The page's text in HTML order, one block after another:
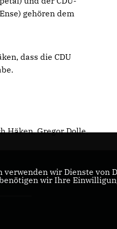
gehören dem
dass die CDU
Häken, Gregor Dolle,
verwenden wir Dienste
wir Ihre